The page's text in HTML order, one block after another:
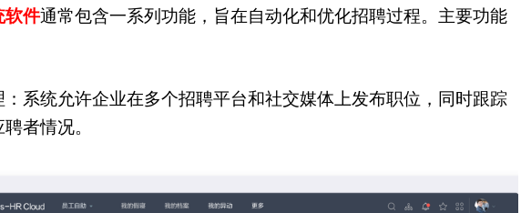
软件通常包含一系列功能，旨在自动化和优化招聘过程。主要功能
系统允许企业在多个招聘平台和社交媒体上发布职位，同时跟踪
者情况。